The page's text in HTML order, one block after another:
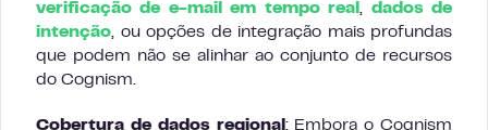
verificação de e-mail em tempo real, dados de
intenção, ou opções de integração mais profundas
que podem não se alinhar ao conjunto de recursos
do Cognism.
Cobertura de dados regional : Embora o Cognism